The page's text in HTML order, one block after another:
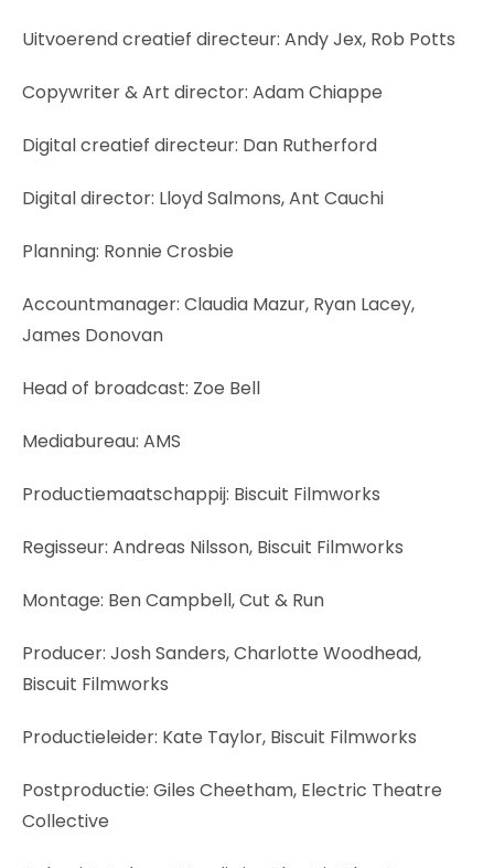
Uitvoerend creatief directeur: Andy Jex, Rob Potts
Copywriter & Art director: Adam Chiappe
Digital creatief directeur: Dan Rutherford
Digital director: Lloyd Salmons, Ant Cauchi
Planning: Ronnie Crosbie
Accountmanager: Claudia Mazur, Ryan Lacey,
James Donovan
Head of broadcast: Zoe Bell
Mediabureau: AMS
Productiemaatschappij: Biscuit Filmworks
Regisseur: Andreas Nilsson, Biscuit Filmworks
Montage: Ben Campbell, Cut & Run
Producer: Josh Sanders, Charlotte Woodhead,
Biscuit Filmworks
Productieleider: Kate Taylor, Biscuit Filmworks
Postproductie: Giles Cheetham, Electric Theatre
Collective